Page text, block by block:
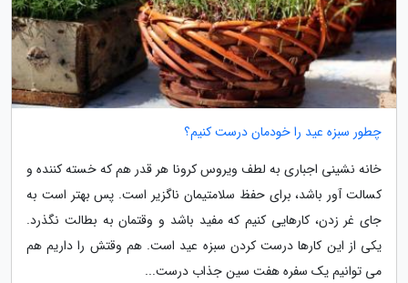
چطور سبزه عید را خودمان درست کنیم؟
خانه نشینی اجباری به لطف ویروس کرونا هر قدر هم که خسته کننده و
کسالت آور باشد، برای حفظ سلامتیمان ناگزیر است. پس بهتر است به
جای غر زدن، کارهایی کنیم که مفید باشد و وقتمان به بطالت نگذرد.
یکی از این کارها درست کردن سبزه عید است. هم وقتش را داریم هم
می توانیم یک سفره هفت سین جذاب درست...